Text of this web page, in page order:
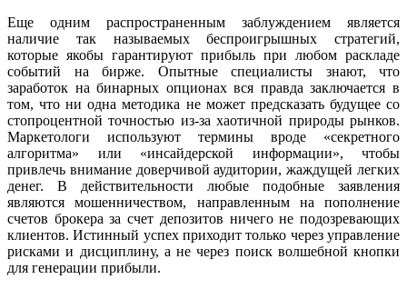
Еще одним распространенным заблуждением является
наличие так называемых беспроигрышных стратегий,
которые якобы гарантируют прибыль при любом раскладе
событий на бирже. Опытные специалисты знают, что
заработок на бинарных опционах вся правда заключается в
том, что ни одна методика не может предсказать будущее со
стопроцентной точностью из-за хаотичной природы рынков.
Маркетологи используют термины вроде «секретного
алгоритма» или «инсайдерской информации», чтобы
привлечь внимание доверчивой аудитории, жаждущей легких
денег. В действительности любые подобные заявления
являются мошенничеством, направленным на пополнение
счетов брокера за счет депозитов ничего не подозревающих
клиентов. Истинный успех приходит только через управление
рисками и дисциплину, а не через поиск волшебной кнопки
для генерации прибыли.